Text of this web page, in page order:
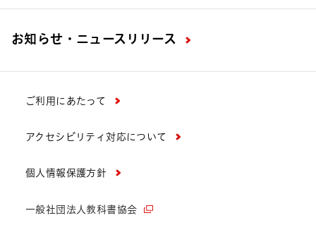
お知らせ・ニュースリリース
ご利用にあたって
アクセシビリティ対応について
個人情報保護方針
一般社団法人教科書協会